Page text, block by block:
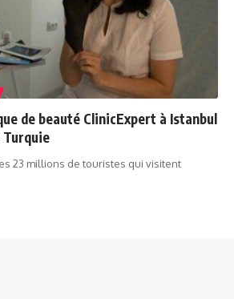
de beauté ClinicExpert à Istanbul
Turquie
23 millions de touristes qui visitent